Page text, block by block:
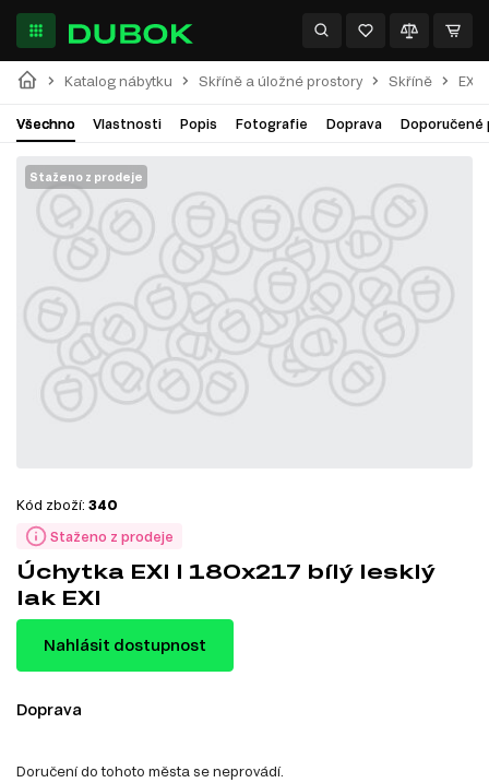
Katalog nábytku Skříně a úložné prostory Skříně EXI
Všechno Vlastnosti Popis Fotografie Doprava Doporučené
Staženo z prodeje
Staženo z prodeje
Kód zboží: 340
Úchytka EXI I 180x217 bílý lesklý
lak EXI
Nahlásit dostupnost
Doprava
Doručení do tohoto města se neprovádí.